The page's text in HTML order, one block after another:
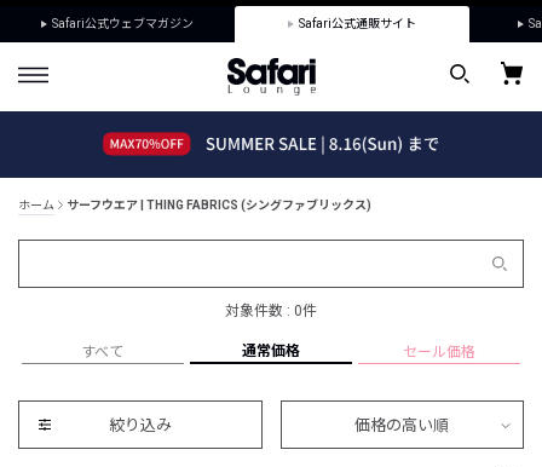
Safari公式ウェブマガジン Safari公式通販サイト
ホーム サーフウエア | THING FABRICS (シングファブリックス)
対象件数 : 0件
すべて 通常価格 セール価格
絞り込み 価格の高い順